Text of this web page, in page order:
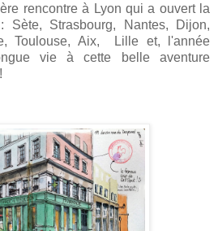
rencontre à Lyon qui a ouvert la
Strasbourg, Nantes, Dijon,
Toulouse, Aix, Lille et, l'année
vie à cette belle aventure